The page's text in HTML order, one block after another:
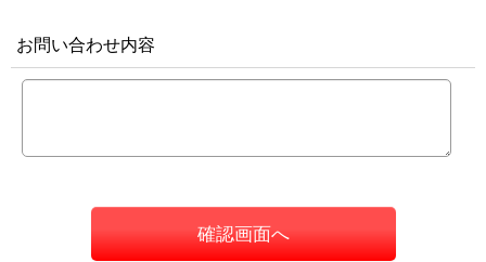
お問い合わせ内容
確認画面へ